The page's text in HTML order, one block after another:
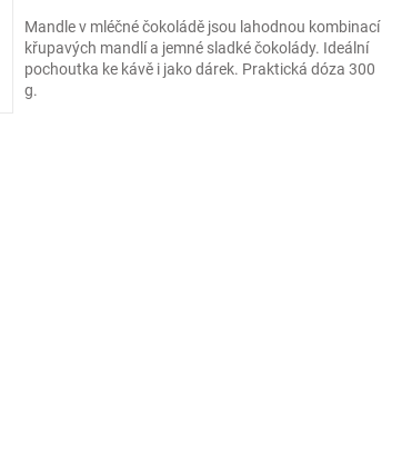
Mandle v mléčné čokoládě jsou lahodnou kombinací
křupavých mandlí a jemné sladké čokolády. Ideální
pochoutka ke kávě i jako dárek. Praktická dóza 300
g.